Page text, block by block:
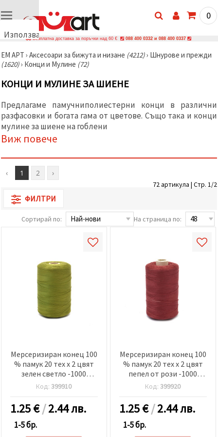
Използваме
🍪
Използваме
и подобни
технологии,
осигурим
правилната
работа на
сайта, да
подобрим
твоето
и, с твое
съгласие,
да
показваме
релевантно
"бисквитки"
като
натиснеш
"Приеми
посочиш
предпочитанията
си в
"Настройки",
като
0
Безплатна доставка за поръчки над 60 € 088 400 0332 и 088 400 0337
ЕМ АРТ › Аксесоари за бижута и низане (4212)› Шнурове и прежди
(1620)› Конци и Мулине (72)
КОНЦИ И МУЛИНЕ ЗА ШИЕНЕ
Предлагаме памучниполиестерни конци в различни
разфасовки и богата гама от цветове. Също така и конци
мулине за шиене на гоблени
Виж повече
‹ 1 2 ›
72 артикула | Стр. 1/2
ФИЛТРИ
Сортирай по: На страница по:
Мерсеризиран конец 100
% памук 20 тех x 2 цвят
зелен светло -1000
метра
Код:399910
1.25€/2.44 лв.
1-5 бр.
Мерсеризиран конец 100
% памук 20 тех x 2 цвят
пепел от рози -1000
метра
Код:399920
1.25€/2.44 лв.
1-5 бр.